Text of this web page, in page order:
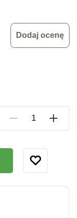
Dodaj ocenę